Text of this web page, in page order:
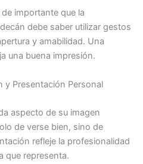
importante que la
debe saber utilizar gestos
y amabilidad. Una
una buena impresión.
y Presentación Personal
aspecto de su imagen
de verse bien, sino de
refleje la profesionalidad
que representa.